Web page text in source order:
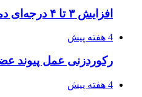
افزایش ۳ تا ۴ درجه‌ای دما در ایلام تا اواخر هفته
4 هفته پیش
رکوردزنی عمل پیوند
4 هفته پیش